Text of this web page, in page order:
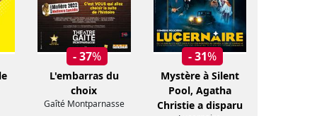
- 37%
L'embarras du
choix
Gaîté Montparnasse
- 31%
Mystère à Silent
Pool, Agatha
Christie a disparu